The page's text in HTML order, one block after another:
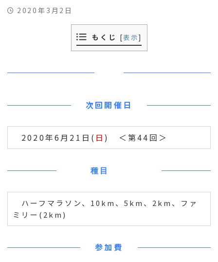
2020年3月2日
もくじ [表示]
次回開催日
2020年6月21日( 日) ＜第44回＞
種目
ハーフマラソン、10km、5km、2km、ファ
ミリー(2km)
参加費